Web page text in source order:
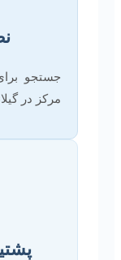
جستجو
مرکز در